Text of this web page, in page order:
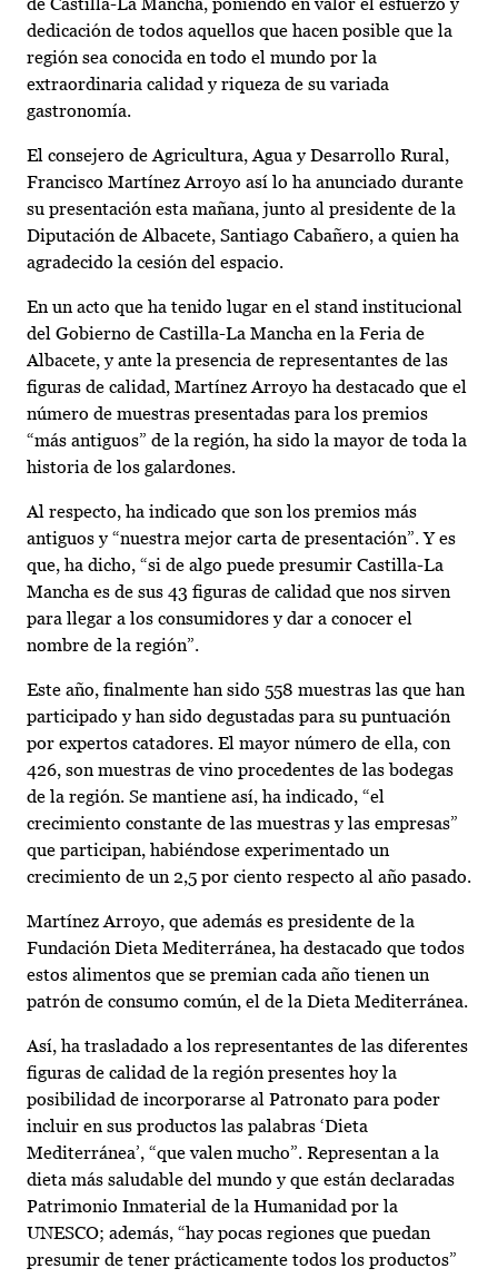
dedicación de todos aquellos que hacen posible que la
región sea conocida en todo el mundo por la
extraordinaria calidad y riqueza de su variada
gastronomía.
El consejero de Agricultura, Agua y Desarrollo Rural,
Francisco Martínez Arroyo así lo ha anunciado durante
su presentación esta mañana, junto al presidente de la
Diputación de Albacete, Santiago Cabañero, a quien ha
agradecido la cesión del espacio.
En un acto que ha tenido lugar en el stand institucional
del Gobierno de Castilla-La Mancha en la Feria de
Albacete, y ante la presencia de representantes de las
figuras de calidad, Martínez Arroyo ha destacado que el
número de muestras presentadas para los premios
“más antiguos” de la región, ha sido la mayor de toda la
historia de los galardones.
Al respecto, ha indicado que son los premios más
antiguos y “nuestra mejor carta de presentación”. Y es
que, ha dicho, “si de algo puede presumir Castilla-La
Mancha es de sus 43 figuras de calidad que nos sirven
para llegar a los consumidores y dar a conocer el
nombre de la región”.
Este año, finalmente han sido 558 muestras las que han
participado y han sido degustadas para su puntuación
por expertos catadores. El mayor número de ella, con
426, son muestras de vino procedentes de las bodegas
de la región. Se mantiene así, ha indicado, “el
crecimiento constante de las muestras y las empresas”
que participan, habiéndose experimentado un
crecimiento de un 2,5 por ciento respecto al año pasado.
Martínez Arroyo, que además es presidente de la
Fundación Dieta Mediterránea, ha destacado que todos
estos alimentos que se premian cada año tienen un
patrón de consumo común, el de la Dieta Mediterránea.
Así, ha trasladado a los representantes de las diferentes
figuras de calidad de la región presentes hoy la
posibilidad de incorporarse al Patronato para poder
incluir en sus productos las palabras ‘Dieta
Mediterránea’, “que valen mucho”. Representan a la
dieta más saludable del mundo y que están declaradas
Patrimonio Inmaterial de la Humanidad por la
UNESCO; además, “hay pocas regiones que puedan
presumir de tener prácticamente todos los productos”